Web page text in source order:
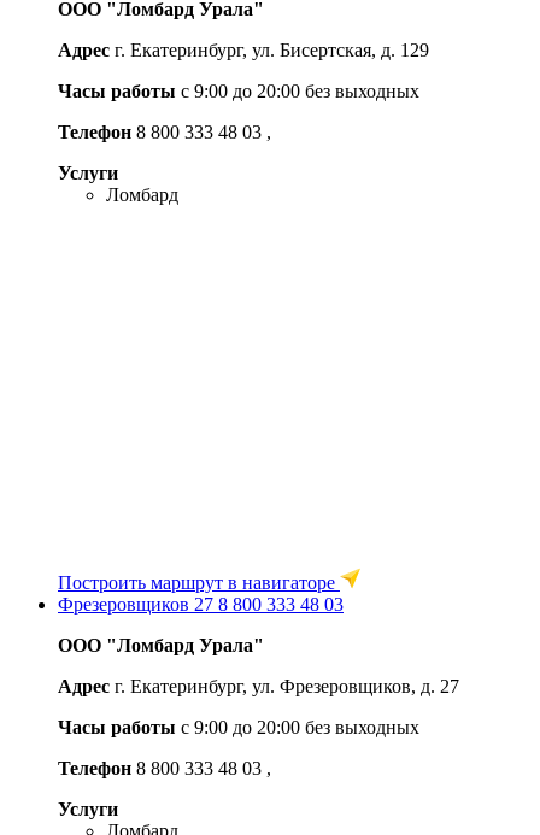
ООО "Ломбард Урала"
Адрес г. Екатеринбург, ул. Бисертская, д. 129
Часы работы c 9:00 до 20:00 без выходных
Телефон 8 800 333 48 03 ,
Услуги
Ломбард
Построить маршрут в навигаторе
Фрезеровщиков 27 8 800 333 48 03
ООО "Ломбард Урала"
Адрес г. Екатеринбург, ул. Фрезеровщиков, д. 27
Часы работы с 9:00 до 20:00 без выходных
Телефон 8 800 333 48 03 ,
Услуги